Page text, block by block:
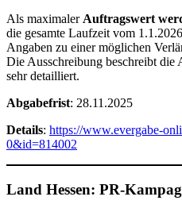
Als maximaler Auftragswert
die gesamte Laufzeit vom
Angaben zu einer möglichen
Die Ausschreibung beschreibt
sehr detailliert.
Abgabefrist: 28.11.2025
Details: https://www.evergabe-
0&id=814002
Land Hessen: PR-